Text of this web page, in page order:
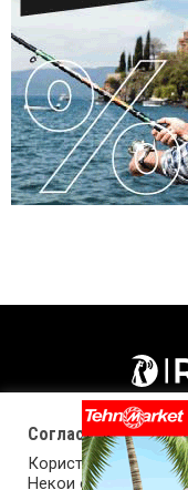
Согласност за
Користиме
Некои од